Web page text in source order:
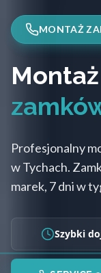
MONTAŻ
Profesjonalny
w Tychach.
marek, 7 dni w
Szybki